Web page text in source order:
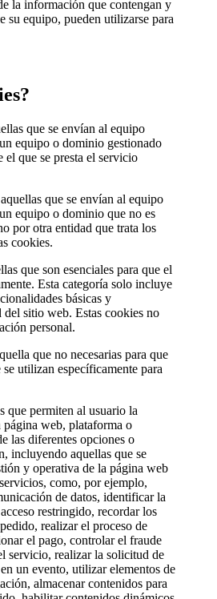
la información que contengan y
su equipo, pueden utilizarse para
que se envían al equipo
equipo o dominio gestionado
que se presta el servicio
que se envían al equipo
equipo o dominio que no es
por otra entidad que trata los
cookies.
que son esenciales para que el
Esta categoría solo incluye
básicas y
del sitio web. Estas cookies no
personal.
que no necesarias para que
utilizan específicamente para
que permiten al usuario la
página web, plataforma o
las diferentes opciones o
incluyendo aquellas que se
y operativa de la página web
como, por ejemplo,
de datos, identificar la
restringido, recordar los
realizar el proceso de
el pago, controlar el fraude
servicio, realizar la solicitud de
un evento, utilizar elementos de
almacenar contenidos para